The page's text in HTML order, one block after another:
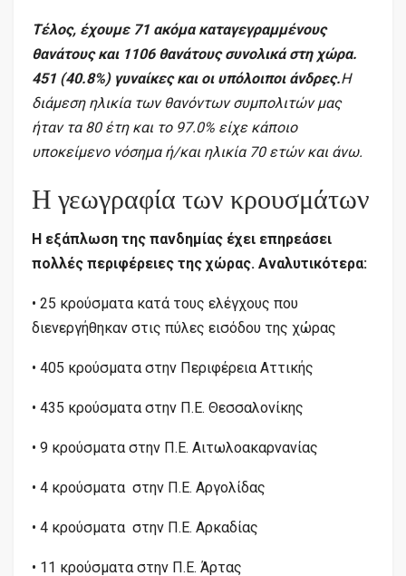
Τέλος, έχουμε 71 ακόμα καταγεγραμμένους
θανάτους και 1106 θανάτους συνολικά στη χώρα.
451 (40.8%) γυναίκες και οι υπόλοιποι άνδρες.Η
διάμεση ηλικία των θανόντων συμπολιτών μας
ήταν τα 80 έτη και το 97.0% είχε κάποιο
υποκείμενο νόσημα ή/και ηλικία 70 ετών και άνω.
Η γεωγραφία των κρουσμάτων
Η εξάπλωση της πανδημίας έχει επηρεάσει
πολλές περιφέρειες της χώρας. Αναλυτικότερα:
• 25 κρούσματα κατά τους ελέγχους που
διενεργήθηκαν στις πύλες εισόδου της χώρας
• 405 κρούσματα στην Περιφέρεια Αττικής
• 435 κρούσματα στην Π.Ε. Θεσσαλονίκης
• 9 κρούσματα στην Π.Ε. Αιτωλοακαρνανίας
• 4 κρούσματα στην Π.Ε. Αργολίδας
• 4 κρούσματα στην Π.Ε. Αρκαδίας
• 11 κρούσματα στην Π.Ε. Άρτας